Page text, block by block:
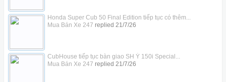
Honda Super Cub 50 Final Edition tiếp tục có thêm...
Mua Bán Xe 247 replied 21/7/26
CubHouse tiếp tục bàn giao SH Ý 150i Special...
Mua Bán Xe 247 replied 21/7/26